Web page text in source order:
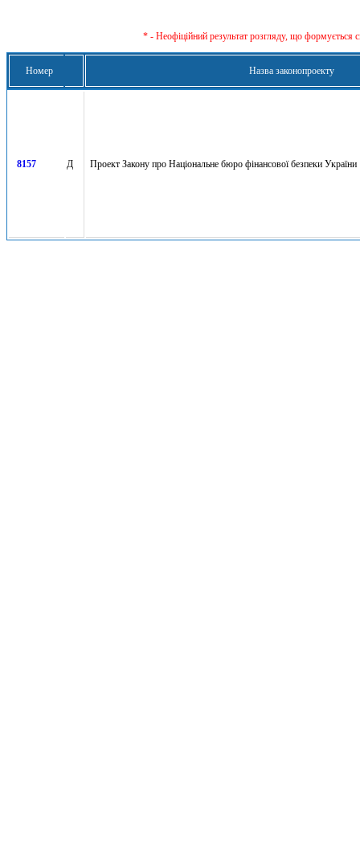
* - Неофіційний результат розгляду, що формується
Номер Назва законопроекту
8157 Д Проект Закону про Національне бюро фінансової безпеки України